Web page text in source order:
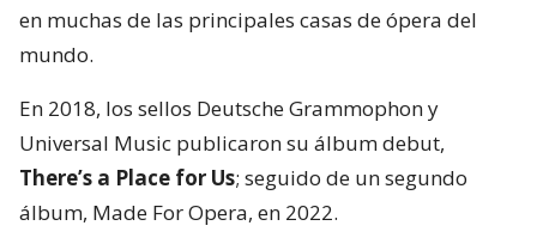
en muchas de las principales casas de ópera del
mundo.
En 2018, los sellos Deutsche Grammophon y
Universal Music publicaron su álbum debut,
There’s a Place for Us; seguido de un segundo
álbum, Made For Opera, en 2022.